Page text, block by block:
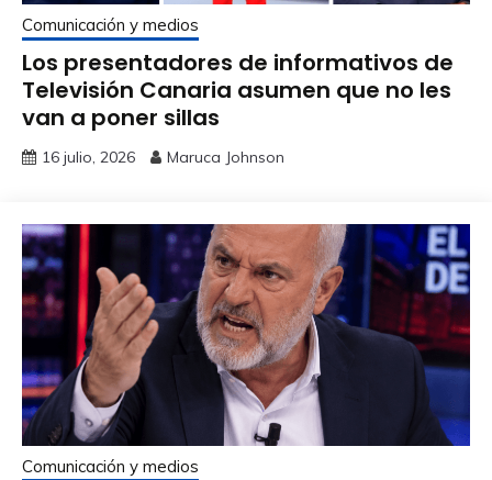
Comunicación y medios
Los presentadores de informativos de
Televisión Canaria asumen que no les
van a poner sillas
16 julio, 2026 Maruca Johnson
Comunicación y medios